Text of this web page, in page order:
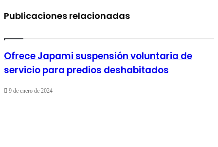
Publicaciones relacionadas
Ofrece Japami suspensión voluntaria de
servicio para predios deshabitados
9 de enero de 2024